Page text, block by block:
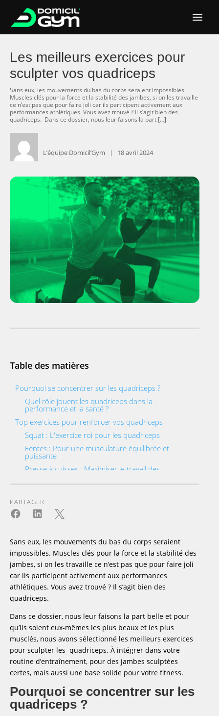
Les meilleurs exercices pour
sculpter vos quadriceps
Sans eux, les mouvements du bas du corps seraient impossibles.
Muscles clés pour la force et la stabilité des jambes, si on les travaille
ce n’est pas que pour faire joli car ils participent activement aux
performances athlétiques. Vous avez trouvé ? Il s’agit bien des
quadriceps. Dans ce dossier, nous leur faisons la part […]
L’équipe Domicil’Gym ‎ ‎ ‎| ‎ ‎ ‎ ‎18 avril 2024
Table des matières
Pourquoi se concentrer sur les quadriceps ?
Quel rôle jouent les quadriceps dans la
performance et la santé ?
Top exercices pour renforcer vos quadriceps
Squat : L'exercice roi pour les quadriceps
Fentes : Pour une musculature équilibrée et
puissante
Presse à cuisses : Maximiser le travail des
Leg extension : Cibler le renforcement du
vaste interne
Comment travailler les quadriceps sans
matériel ?
Quels exercices au poids du corps sont les
plus efficaces pour les quadriceps ?
Conseils pour un développement musculaire
optimal
Comment prendre de la masse musculaire au
Quelles stratégies pour muscler rapidement
son quadriceps ?
Adapter l'entraînement aux besoins spécifiques
Comment muscler le quadriceps pour les
femmes ?
Comment cibler le vaste interne du
Prévention des blessures et récupération
Quelle importance revêt l'échauffement pour
PARTAGER
  
Sans eux, les mouvements du bas du corps seraient
impossibles. Muscles clés pour la force et la stabilité des
jambes, si on les travaille ce n’est pas que pour faire joli
car ils participent activement aux performances
athlétiques. Vous avez trouvé ? Il s’agit bien des
quadriceps.
Dans ce dossier, nous leur faisons la part belle et pour
qu’ils soient eux-mêmes les plus beaux et les plus
musclés, nous avons sélectionné les meilleurs exercices
pour sculpter les quadriceps. À intégrer dans votre
routine d’entraînement, pour des jambes sculptées
certes, mais aussi une base solide pour votre fitness.
Pourquoi se concentrer sur les
quadriceps ?